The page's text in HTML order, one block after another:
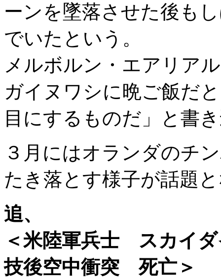
ーンを墜落させた後も
でいたという。
メルボルン・エアリア
ガイヌワシに晩ご飯だ
目にするものだ」と書
３月にはオランダのチ
たき落とす様子が話題
追、
＜米陸軍兵士 スカイ
技後空中衝突 死亡＞